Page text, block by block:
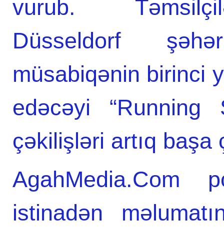
vurub.
Düsseldorf
müsabiqənin birinci
edəcəyi “Running
çəkilişləri artıq başa
AgahMedia.Com
istinadən